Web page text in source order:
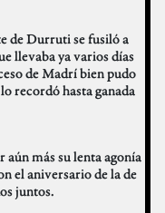
de Durruti se fusiló a
llevaba ya varios días
de Madrí bien pudo
recordó hasta ganada
más su lenta agonía
el aniversario de la de
juntos.